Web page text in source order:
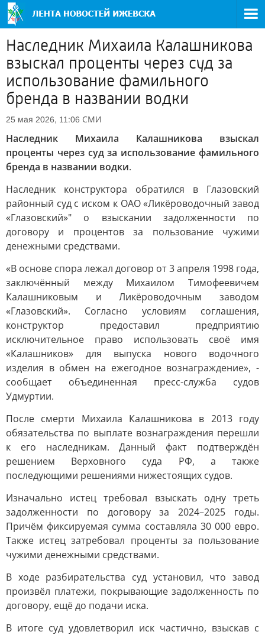
Наследник Михаила Калашникова
взыскал проценты через суд за
использование фамильного
бренда в названии водки
25 мая 2026, 11:06 СМИ
Наследник Михаила Калашникова взыскал
проценты через суд за использование фамильного
бренда в названии водки.
Наследник конструктора обратился в Глазовский
районный суд с иском к ОАО «Ликёроводочный завод
«Глазовский»" о взыскании задолженности по
договору и процентов за пользование чужими
денежными средствами.
«В основе спора лежал договор от 3 апреля 1998 года,
заключённый между Михаилом Тимофеевичем
Калашниковым и Ликёроводочным заводом
«Глазовский». Согласно условиям соглашения,
конструктор предоставил предприятию
исключительное право использовать своё имя
«Калашников» для выпуска нового водочного
изделия в обмен на ежегодное вознаграждение», -
сообщает объединенная пресс-служба судов
Удмуртии.
После смерти Михаила Калашникова в 2013 году
обязательства по выплате вознаграждения перешли
к его наследникам. Данный факт подтверждён
решением Верховного суда РФ, а также
последующими решениями нижестоящих судов.
Изначально истец требовал взыскать одну треть
задолженности по договору за 2024–2025 годы.
Причём фиксируемая сумма составляла 30 000 евро.
Также истец затребовал проценты за пользование
чужими денежными средствами.
В ходе разбирательства суд установил, что завод
произвёл платежи, покрывающие задолженность по
договору, ещё до подачи иска.
В итоге суд удовлетворил иск частично, взыскав с